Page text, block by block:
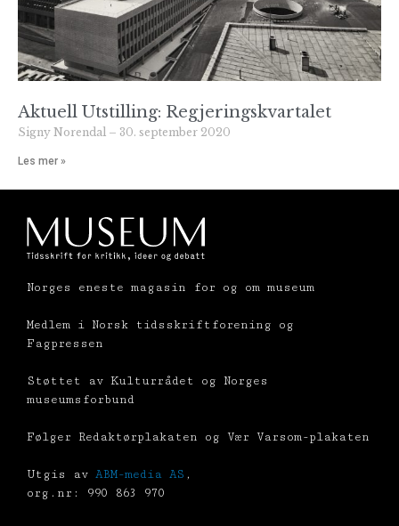
Aktuell Utstilling: Regjeringskvartalet
Signy Norendal 30. september 2020
Les mer »
Norges eneste magasin for og om museum
Medlem i Norsk tidsskriftforening og
Fagpressen
Støttet av Kulturrådet og Norges
museumsforbund
Følger Redaktørplakaten og Vær Varsom-plakaten
Utgis av ABM-media AS ,
org.nr: 990 863 970